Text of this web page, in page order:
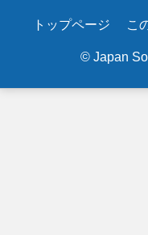
盤
Secondary
トップページ こ
© Japan